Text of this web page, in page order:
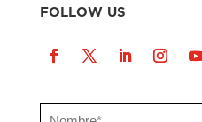
FOLLOW US